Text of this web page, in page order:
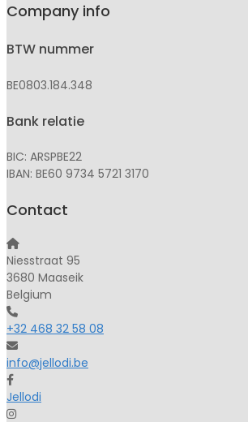
Company info
BTW nummer
BE0803.184.348
Bank relatie
BIC: ARSPBE22
IBAN: BE60 9734 5721 3170
Contact
Niesstraat 95
3680 Maaseik
Belgium
+32 468 32 58 08
info@jellodi.be
Jellodi